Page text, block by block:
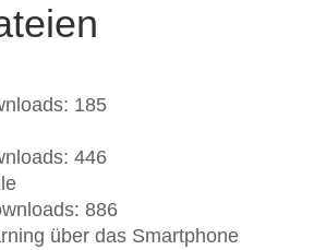
185
446
886
über das Smartphone